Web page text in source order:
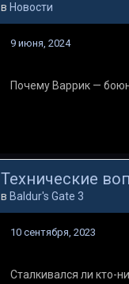
в Новости
9 июня, 2024
Почему Варрик —
Технические
в Baldur's Gate 3
10 сентября, 2023
Сталкивался ли кто-